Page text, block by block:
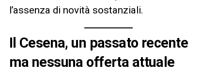
l’assenza di novità sostanziali.
Il Cesena, un passato recente
ma nessuna offerta attuale